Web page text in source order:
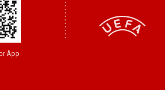
App